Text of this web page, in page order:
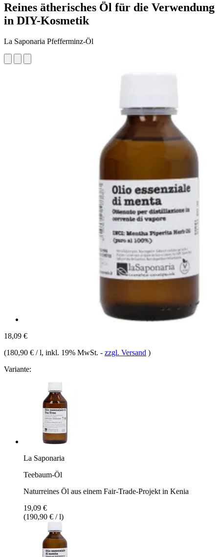
Reines ätherisches Öl für die Verwendung
in DIY-Kosmetik
La Saponaria Pfefferminz-Öl
18,09 €
(180,90 € / l, inkl. 19% MwSt. - zzgl. Versand )
Variante:
La Saponaria
Teebaum-Öl
Naturreines Öl aus einem Fair-Trade-Projekt in Kenia
19,09 €
(190,90 € / l)